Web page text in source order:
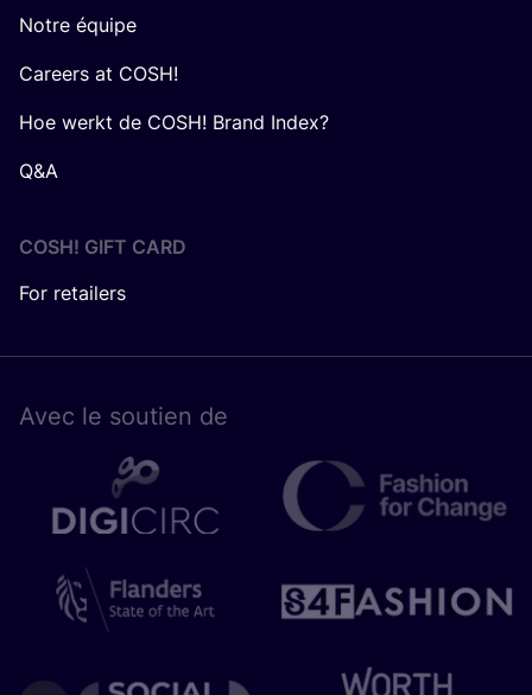
Notre équipe
Careers at COSH!
Hoe werkt de COSH! Brand Index?
Q&A
COSH! GIFT CARD
For retailers
Avec le sou­tien de